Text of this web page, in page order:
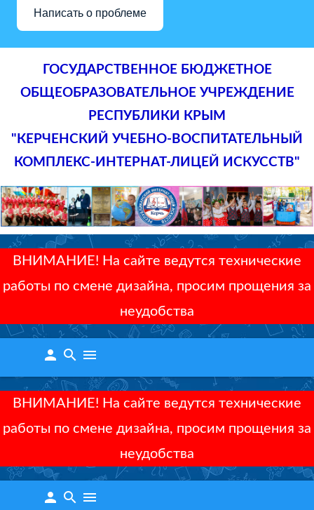
Написать о проблеме
ГОСУДАРСТВЕННОЕ БЮДЖЕТНОЕ
ОБЩЕОБРАЗОВАТЕЛЬНОЕ УЧРЕЖДЕНИЕ
РЕСПУБЛИКИ КРЫМ
"КЕРЧЕНСКИЙ УЧЕБНО-ВОСПИТАТЕЛЬНЫЙ
КОМПЛЕКС-ИНТЕРНАТ-ЛИЦЕЙ ИСКУССТВ"
ВНИМАНИЕ! На сайте ведутся технические
работы по смене дизайна, просим прощения за
неудобства
person search menu
ВНИМАНИЕ! На сайте ведутся технические
работы по смене дизайна, просим прощения за
неудобства
person search menu